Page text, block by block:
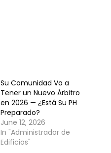
Su Comunidad Va a
Tener un Nuevo Árbitro
en 2026 — ¿Está Su PH
Preparado?
June 12, 2026
In "Administrador de
Edificios"